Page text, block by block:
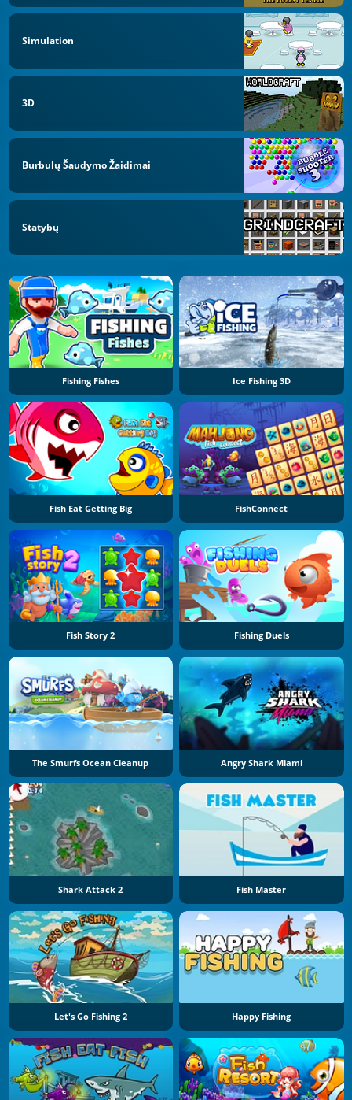
Simulation
3D
Burbulų Šaudymo Žaidimai
Statybų
Fishing Fishes Ice Fishing 3D
Fish Eat Getting Big FishConnect
Fish Story 2 Fishing Duels
The Smurfs Ocean Cleanup Angry Shark Miami
Shark Attack 2 Fish Master
Let's Go Fishing 2 Happy Fishing